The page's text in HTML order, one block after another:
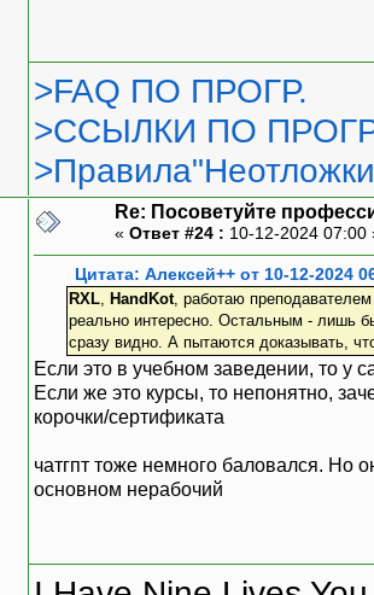
>FAQ ПО ПРОГР.
>ССЫЛКИ ПО
Re: Посоветуйте
« Ответ #24 : 10-12-2024
Цитата: Алексей++ от 10-12-2024
RXL, HandKot, работаю
реально интересно. Остальным - лишь
сразу видно. А пытаются доказывать,
Если это в учебном заведении, то у
Если же это курсы, то непонятно,
корочки/сертификата
чатгпт тоже немного баловался. Но
основном нерабочий